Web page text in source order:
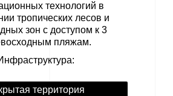
территория
технологий в
тропических лесов и
зон с доступом к 3
пляжам.